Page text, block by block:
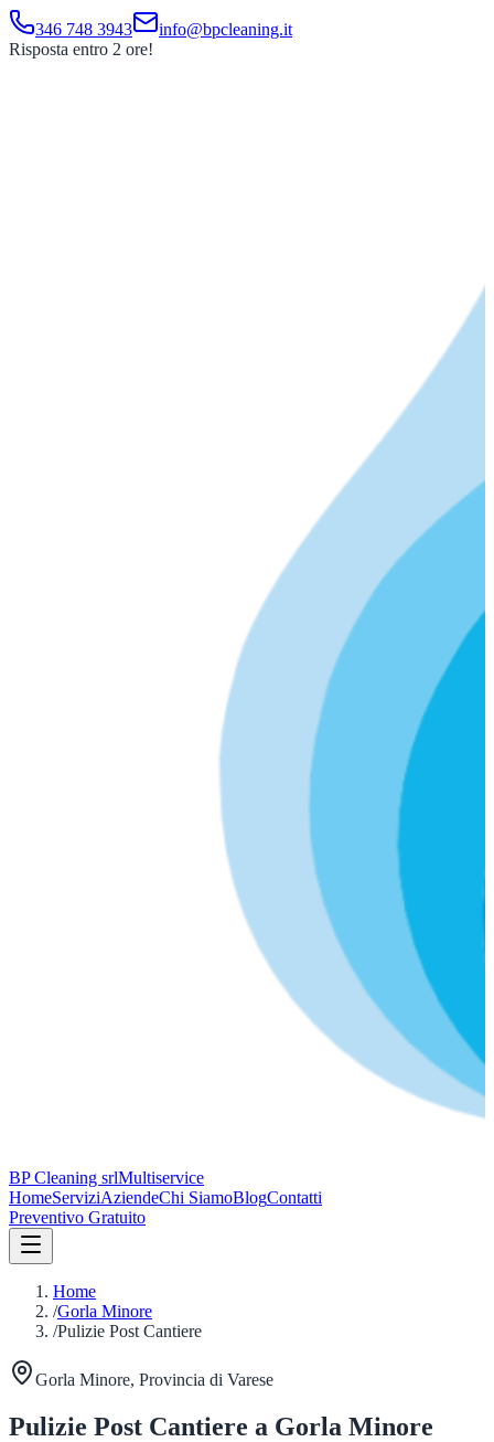
346 748 3943
info@bpcleaning.it
Risposta entro 2 ore!
BP Cleaning srlMultiservice
HomeServiziAziendeChi SiamoBlogContatti
Preventivo Gratuito
Home
/Gorla Minore
/Pulizie Post Cantiere
Gorla Minore, Provincia di Varese
Pulizie Post Cantiere a Gorla Minore